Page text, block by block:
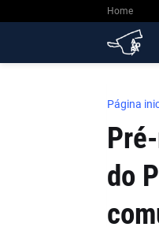
Home
Página
do